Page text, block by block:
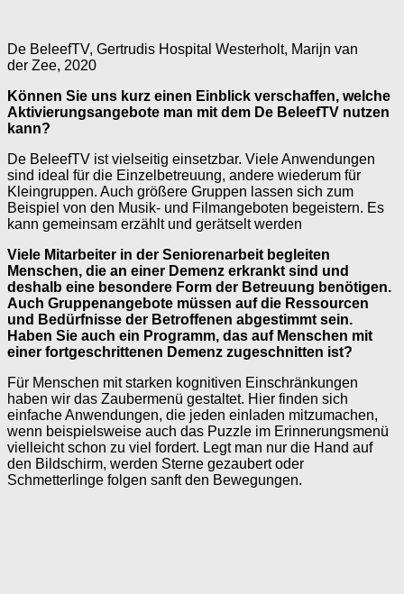
De BeleefTV, Gertrudis Hospital Westerholt, Marijn van
der Zee, 2020
Können Sie uns kurz einen Einblick verschaffen, welche
Aktivierungsangebote man mit dem De BeleefTV nutzen
kann?
De BeleefTV ist vielseitig einsetzbar. Viele Anwendungen
sind ideal für die Einzelbetreuung, andere wiederum für
Kleingruppen. Auch größere Gruppen lassen sich zum
Beispiel von den Musik- und Filmangeboten begeistern. Es
kann gemeinsam erzählt und gerätselt werden
Viele Mitarbeiter in der Seniorenarbeit begleiten
Menschen, die an einer Demenz erkrankt sind und
deshalb eine besondere Form der Betreuung benötigen.
Auch Gruppenangebote müssen auf die Ressourcen
und Bedürfnisse der Betroffenen abgestimmt sein.
Haben Sie auch ein Programm, das auf Menschen mit
einer fortgeschrittenen Demenz zugeschnitten ist?
Für Menschen mit starken kognitiven Einschränkungen
haben wir das Zaubermenü gestaltet. Hier finden sich
einfache Anwendungen, die jeden einladen mitzumachen,
wenn beispielsweise auch das Puzzle im Erinnerungsmenü
vielleicht schon zu viel fordert. Legt man nur die Hand auf
den Bildschirm, werden Sterne gezaubert oder
Schmetterlinge folgen sanft den Bewegungen.